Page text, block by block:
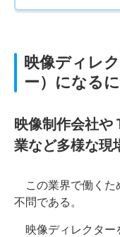
映像ディレ
ー）になる
映像制作会社や
業など多様な現
この業界で働くた
不問である。
映像ディレクター